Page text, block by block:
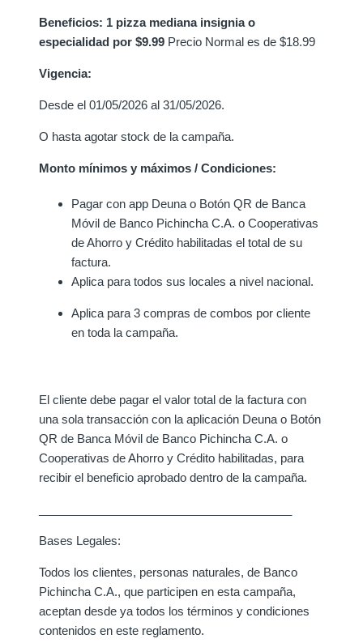
Beneficios: 1 pizza mediana insignia o
especialidad por $9.99 Precio Normal es de $18.99
Vigencia:
Desde el 01/05/2026 al 31/05/2026.
O hasta agotar stock de la campaña.
Monto mínimos y máximos / Condiciones:
Pagar con app Deuna o Botón QR de Banca
Móvil de Banco Pichincha C.A. o Cooperativas
de Ahorro y Crédito habilitadas el total de su
factura.
Aplica para todos sus locales a nivel nacional.
Aplica para 3 compras de combos por cliente
en toda la campaña.
El cliente debe pagar el valor total de la factura con
una sola transacción con la aplicación Deuna o Botón
QR de Banca Móvil de Banco Pichincha C.A. o
Cooperativas de Ahorro y Crédito habilitadas, para
recibir el beneficio aprobado dentro de la campaña.
Bases Legales:
Todos los clientes, personas naturales, de Banco
Pichincha C.A., que participen en esta campaña,
aceptan desde ya todos los términos y condiciones
contenidos en este reglamento.